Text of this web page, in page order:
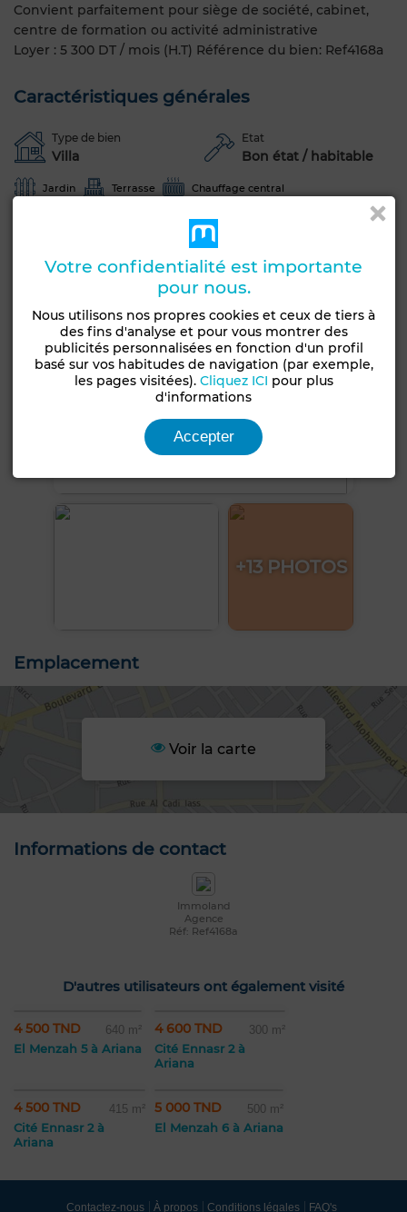
Convient parfaitement pour siège de société, cabinet,
centre de formation ou activité administrative
Loyer : 5 300 DT / mois (H.T) Référence du bien: Ref4168a
Caractéristiques générales
Type de bien
Villa
Etat
Bon état / habitable
Jardin Terrasse Chauffage central
+13 PHOTOS
Emplacement
Voir la carte
Informations de contact
Immoland
Agence
Réf: Ref4168a
D'autres utilisateurs ont également visité
4 500 TND 640 m²
El Menzah 5 à Ariana
4 600 TND 300 m²
Cité Ennasr 2 à
Ariana
4 500 TND 415 m²
Cité Ennasr 2 à
Ariana
5 000 TND 500 m²
El Menzah 6 à Ariana
Contactez-nous À propos Conditions légales FAQ's
Votre confidentialité est importante
pour nous.
Nous utilisons nos propres cookies et ceux de tiers à
des fins d'analyse et pour vous montrer des
publicités personnalisées en fonction d'un profil
basé sur vos habitudes de navigation (par exemple,
les pages visitées). Cliquez ICI pour plus
d'informations
Accepter